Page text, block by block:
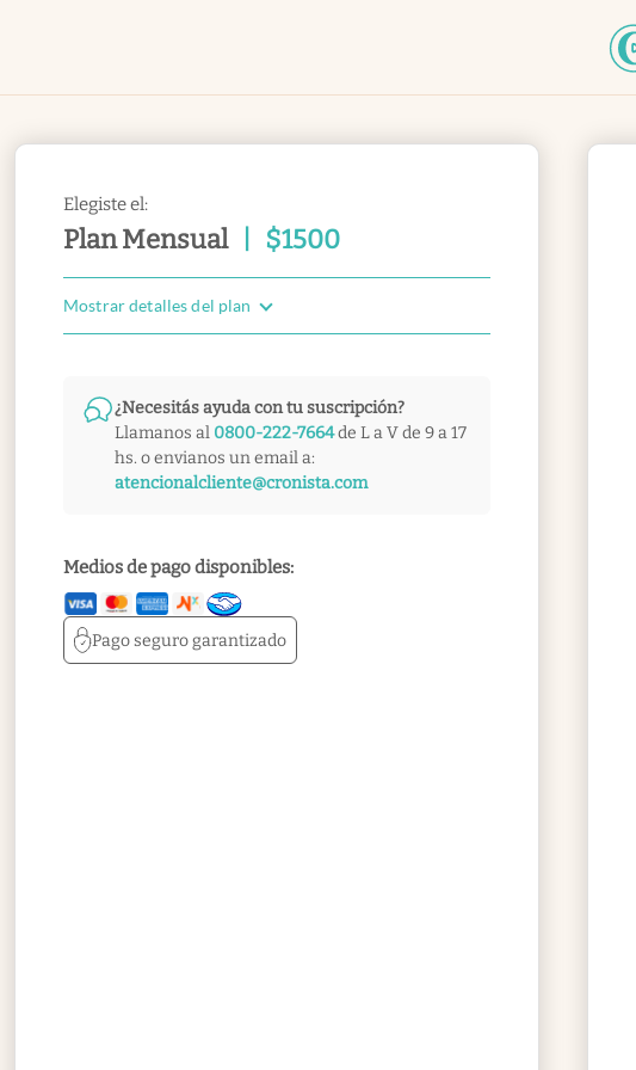
Elegiste el:
Plan Mensual $1500
Mostrar detalles del plan
¿Necesitás ayuda con tu suscripción?
Llamanos al 0800-222-7664de L a V de 9 a 17
hs. o envianos un email a:
atencionalcliente@cronista.com
Medios de pago disponibles:
Pago segurogarantizado